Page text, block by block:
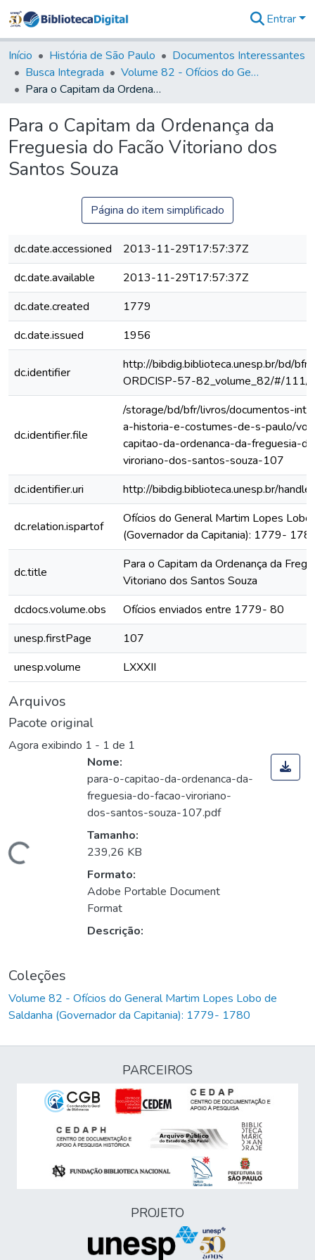
&
Coleções
Tudo na
Biblioteca
Estatísticas
Entrar
Início História de São Paulo
Documentos Interessantes
Busca Integrada
Volume 82 - Ofícios do General Martim Lopes Lobo de Saldanha (Governador da Capitania): 1779- 1780
Para o Capitam da Ordenança da Freguesia do Facão Vitoriano dos Santos Souza
Para o Capitam da Ordenança da
Freguesia do Facão Vitoriano dos
Santos Souza
Página do item simplificado
dc.date.accessioned
2013-11-29T17:57:37Z
dc.date.available
2013-11-29T17:57:37Z
dc.date.created
1779
dc.date.issued
1956
dc.identifier
http://bibdig.biblioteca.unesp.br/bd/
ORDCISP-57-82_volume_82/#/111/
dc.identifier.file
/storage/bd/bfr/livros/documentos-
a-historia-e-costumes-de-s-paulo/
capitao-da-ordenanca-da-freguesia-
viroriano-dos-santos-souza-107
dc.identifier.uri
http://bibdig.biblioteca.unesp.br/
dc.relation.ispartof
Ofícios do General Martim Lopes Lobo
(Governador da Capitania): 1779-
dc.title
Para o Capitam da Ordenança da
Vitoriano dos Santos Souza
dcdocs.volume.obs
Ofícios enviados entre 1779- 80
unesp.firstPage
107
unesp.volume
LXXXII
Arquivos
Pacote original
Agora exibindo 1 - 1 de 1
Carregando...
Nome:
para-o-capitao-da-ordenanca-da-
freguesia-do-facao-viroriano-
dos-santos-souza-107.pdf
Tamanho:
239,26 KB
Formato:
Adobe Portable Document
Format
Descrição:
Coleções
Volume 82 - Ofícios do General Martim Lopes Lobo de
Saldanha (Governador da Capitania): 1779- 1780
PARCEIROS
PROJETO